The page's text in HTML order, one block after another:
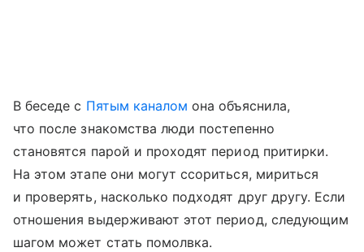
В беседе с Пятым каналом она объяснила,
что после знакомства люди постепенно
становятся парой и проходят период притирки.
На этом этапе они могут ссориться, мириться
и проверять, насколько подходят друг другу. Если
отношения выдерживают этот период, следующим
шагом может стать помолвка.